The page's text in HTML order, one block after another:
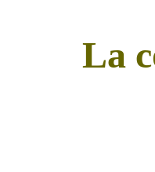
La